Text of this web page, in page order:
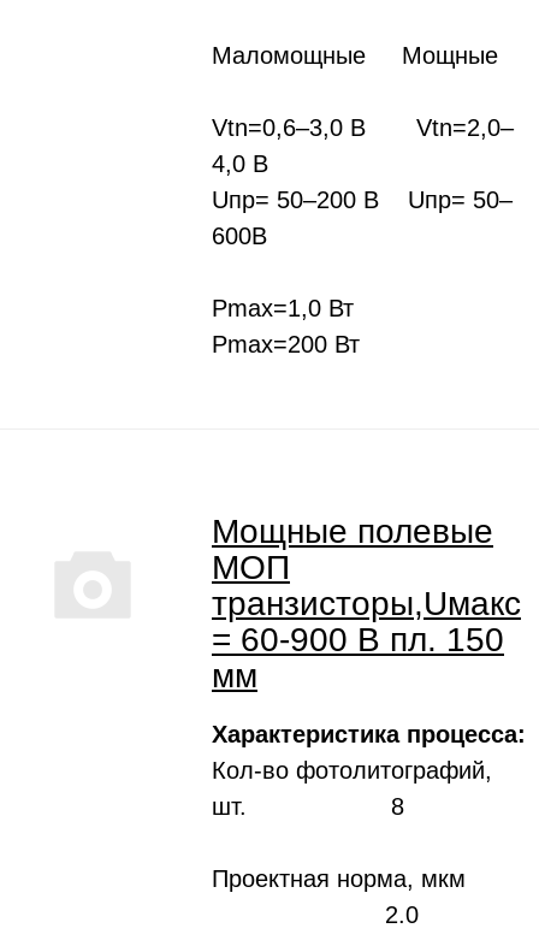
Маломощные Мощные
Vtn=0,6–3,0 В Vtn=2,0–
4,0 В
Uпр= 50–200 В Uпр= 50–
600В
Pmax=1,0 Вт
Pmax=200 Вт
Мощные полевые
МОП
транзисторы,Uмакс
= 60-900 В пл. 150
мм
Характеристика процесса:
Кол-во фотолитографий,
шт. 8
Проектная норма, мкм
2.0